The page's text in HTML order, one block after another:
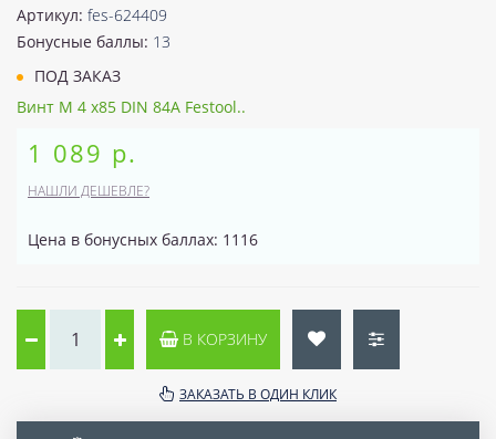
Артикул: fes-624409
Бонусные баллы: 13
ПОД ЗАКАЗ
Винт M 4 x85 DIN 84A Festool..
1 089 р.
НАШЛИ ДЕШЕВЛЕ?
Цена в бонусных баллах: 1116
В КОРЗИНУ
ЗАКАЗАТЬ В ОДИН КЛИК